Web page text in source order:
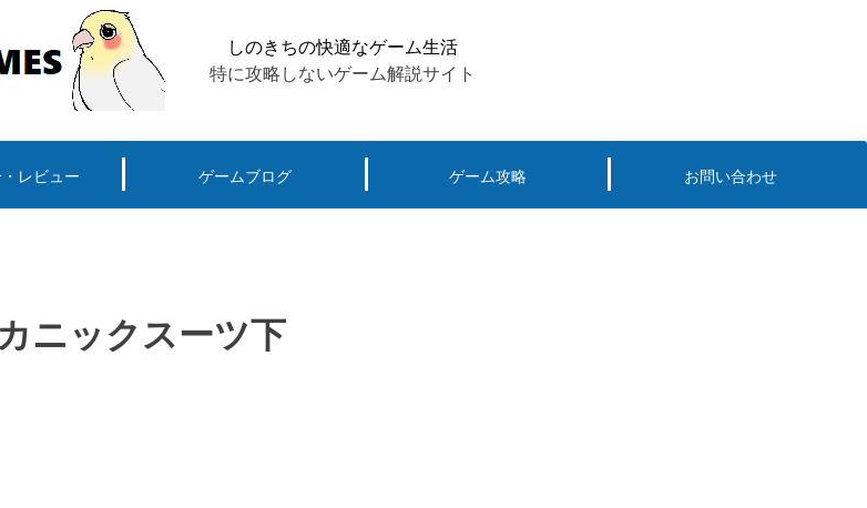
しのきちの快適なゲーム生活
特に攻略しないゲーム解説サイト
レビュー ゲームブログ ゲーム攻略 お問い合わせ
ニックスーツ下